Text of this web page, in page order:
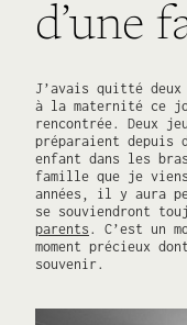
d’une
J’avais quitté
à la maternité ce
rencontrée. Deux
préparaient depuis
enfant dans les
famille que je viens
années, il y aura
se souviendront
parents . C’est un
moment précieux
souvenir.